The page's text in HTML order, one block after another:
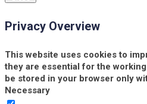
Privacy Overview
This website uses cookies to
they are essential for the
be stored in your browser only
Necessary